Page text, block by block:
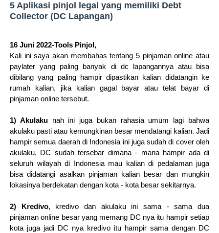
5 Aplikasi pinjol legal yang memiliki Debt
Collector (DC Lapangan)
16 Juni 2022-Tools Pinjol,
Kali ini saya akan membahas tentang 5 pinjaman online atau
paylater yang paling banyak di dc lapangannya atau bisa
dibilang yang paling hampir dipastikan kalian didatangin ke
rumah kalian, jika kalian gagal bayar atau telat bayar di
pinjaman online tersebut.
1) Akulakunah ini juga bukan rahasia umum lagi bahwa
akulaku pasti atau kemungkinan besar mendatangi kalian. Jadi
hampir semua daerah di Indonesia ini juga sudah di cover oleh
akulaku, DC sudah tersebar dimana - mana hampir ada di
seluruh wilayah di Indonesia mau kalian di pedalaman juga
bisa didatangi asalkan pinjaman kalian besar dan mungkin
lokasinya berdekatan dengan kota - kota besar sekitarnya.
2) Kredivo, kredivo dan akulaku ini sama - sama dua
pinjaman online besar yang memang DC nya itu hampir setiap
kota juga jadi DC nya kredivo itu hampir sama dengan DC